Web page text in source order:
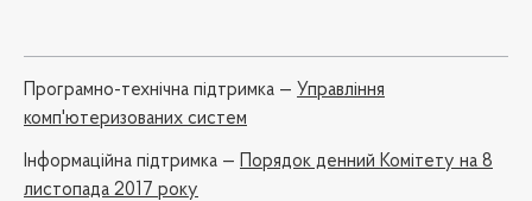
Програмно-технічна підтримка — Управління
комп'ютеризованих систем
Iнформаційна підтримка —
Порядок денний Комітету на 8
листопада 2017 року